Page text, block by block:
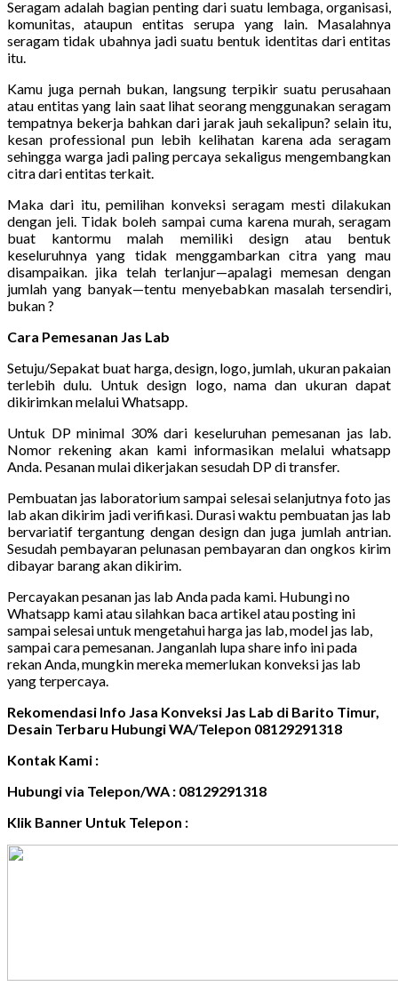
Seragam adalah bagian penting dari suatu lembaga, organisasi,
komunitas, ataupun entitas serupa yang lain. Masalahnya
seragam tidak ubahnya jadi suatu bentuk identitas dari entitas
itu.
Kamu juga pernah bukan, langsung terpikir suatu perusahaan
atau entitas yang lain saat lihat seorang menggunakan seragam
tempatnya bekerja bahkan dari jarak jauh sekalipun? selain itu,
kesan professional pun lebih kelihatan karena ada seragam
sehingga warga jadi paling percaya sekaligus mengembangkan
citra dari entitas terkait.
Maka dari itu, pemilihan konveksi seragam mesti dilakukan
dengan jeli. Tidak boleh sampai cuma karena murah, seragam
buat kantormu malah memiliki design atau bentuk
keseluruhnya yang tidak menggambarkan citra yang mau
disampaikan. jika telah terlanjur—apalagi memesan dengan
jumlah yang banyak—tentu menyebabkan masalah tersendiri,
bukan ?
Cara Pemesanan Jas Lab
Setuju/Sepakat buat harga, design, logo, jumlah, ukuran pakaian
terlebih dulu. Untuk design logo, nama dan ukuran dapat
dikirimkan melalui Whatsapp.
Untuk DP minimal 30% dari keseluruhan pemesanan jas lab.
Nomor rekening akan kami informasikan melalui whatsapp
Anda. Pesanan mulai dikerjakan sesudah DP di transfer.
Pembuatan jas laboratorium sampai selesai selanjutnya foto jas
lab akan dikirim jadi verifikasi. Durasi waktu pembuatan jas lab
bervariatif tergantung dengan design dan juga jumlah antrian.
Sesudah pembayaran pelunasan pembayaran dan ongkos kirim
dibayar barang akan dikirim.
Percayakan pesanan jas lab Anda pada kami. Hubungi no
Whatsapp kami atau silahkan baca artikel atau posting ini
sampai selesai untuk mengetahui harga jas lab, model jas lab,
sampai cara pemesanan. Janganlah lupa share info ini pada
rekan Anda, mungkin mereka memerlukan konveksi jas lab
yang terpercaya.
Rekomendasi Info Jasa Konveksi Jas Lab di Barito Timur,
Desain Terbaru Hubungi WA/Telepon 08129291318
Kontak Kami :
Hubungi via Telepon/WA : 08129291318
Klik Banner Untuk Telepon :